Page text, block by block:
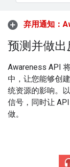
弃用通知：
预测并做出
Awareness API
中，让您能够创
统资源的影响。
信号，同时让
做。